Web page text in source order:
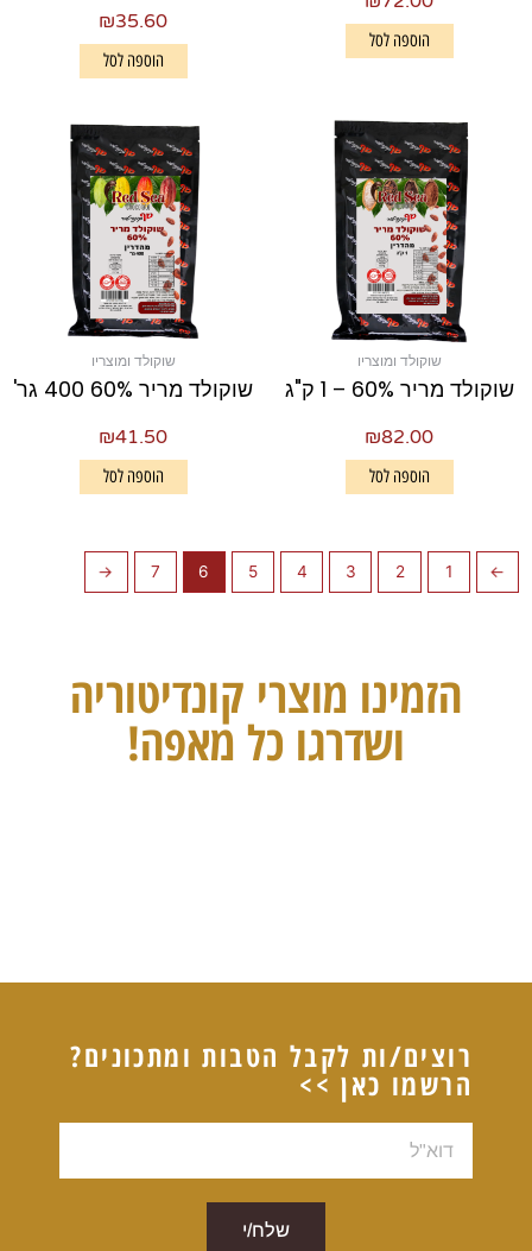
הוספה לסל
₪35.60
הוספה לסל
שוקולד ומוצריו
שוקולד מריר 60% – 1 ק"ג
₪82.00
הוספה לסל
שוקולד ומוצריו
שוקולד מריר 60% 400 גר'
₪41.50
הוספה לסל
→
1
2
3
4
5
6
7
←
הזמינו מוצרי קונדיטוריה
ושדרגו כל מאפה!
רוצים/ות לקבל הטבות ומתכונים?
הרשמו כאן >>
שלח/י